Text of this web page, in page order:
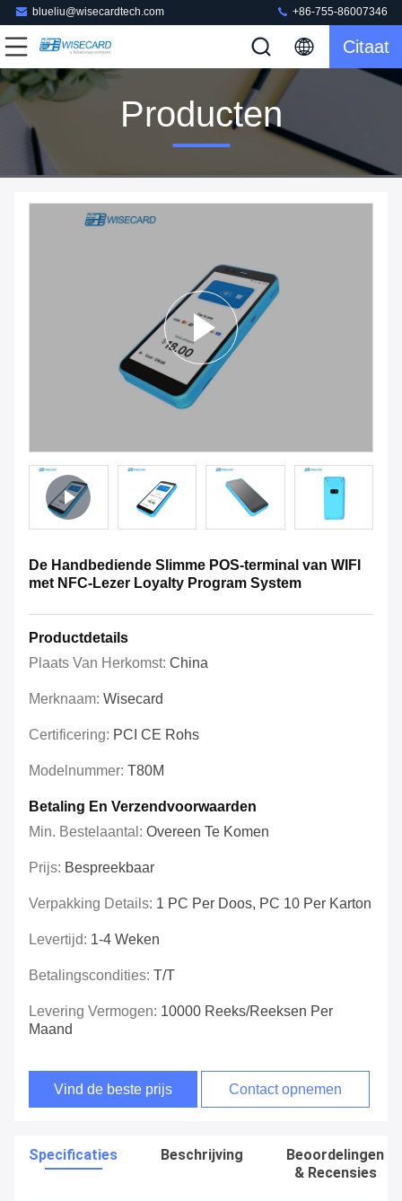
blueliu@wisecardtech.com +86-755-86007346
Citaat
Producten
De Handbediende Slimme POS-terminal van WIFI
met NFC-Lezer Loyalty Program System
Productdetails
Plaats Van Herkomst: China
Merknaam: Wisecard
Certificering: PCI CE Rohs
Modelnummer: T80M
Betaling En Verzendvoorwaarden
Min. Bestelaantal: Overeen Te Komen
Prijs: Bespreekbaar
Verpakking Details: 1 PC Per Doos, PC 10 Per Karton
Levertijd: 1-4 Weken
Betalingscondities: T/T
Levering Vermogen: 10000 Reeks/Reeksen Per
Maand
Vind de beste prijs Contact opnemen
Specificaties Beschrijving
Beoordelingen
& Recensies